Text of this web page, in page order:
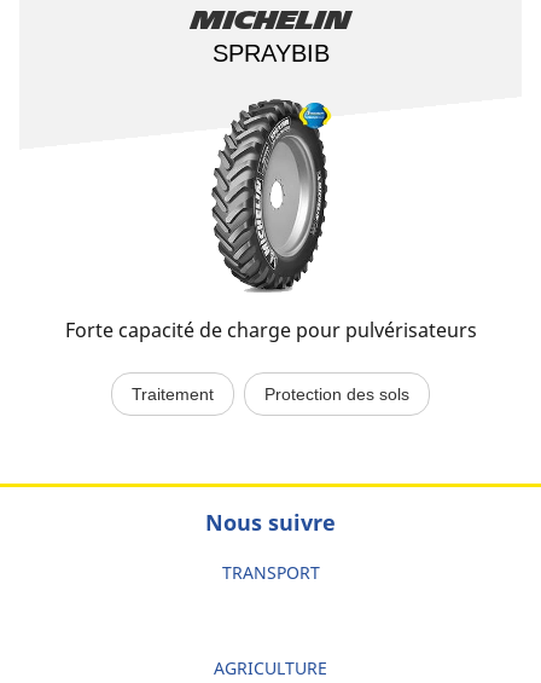
Michelin
SPRAYBIB
Forte capacité de charge pour pulvérisateurs
Traitement Protection des sols
Nous suivre
TRANSPORT
AGRICULTURE